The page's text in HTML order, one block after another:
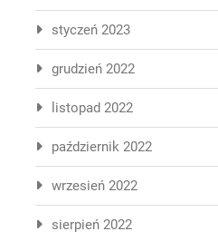
styczeń 2023
grudzień 2022
listopad 2022
październik 2022
wrzesień 2022
sierpień 2022